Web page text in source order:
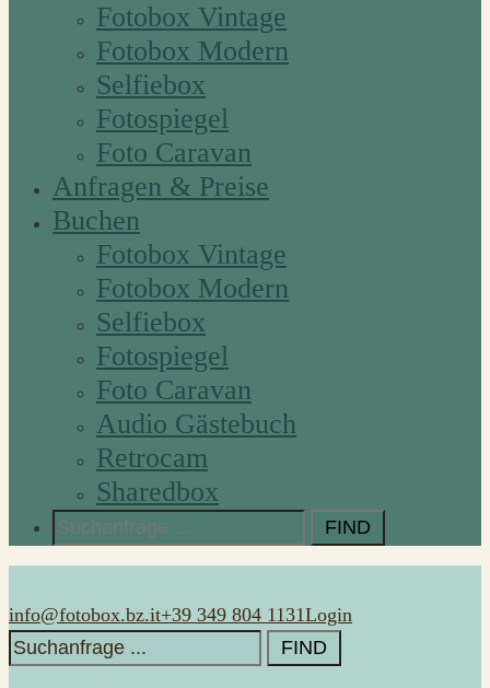
Fotobox Vintage
Fotobox Modern
Selfiebox
Fotospiegel
Foto Caravan
Anfragen & Preise
Buchen
Fotobox Vintage
Fotobox Modern
Selfiebox
Fotospiegel
Foto Caravan
Audio Gästebuch
Retrocam
Sharedbox
Search
for:
info@fotobox.bz.it+39 349 804 1131Login
Search
for: